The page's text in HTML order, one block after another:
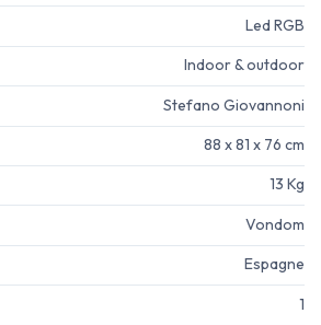
Led RGB
Indoor & outdoor
Stefano Giovannoni
88 x 81 x 76 cm
13 Kg
Vondom
Espagne
1